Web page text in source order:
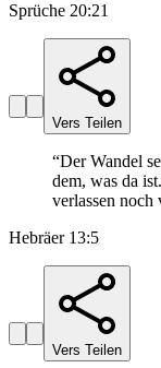
Sprüche 20:21
Vers Teilen
“Der Wandel
dem, was da
verlassen noch
Hebräer 13:5
Vers Teilen